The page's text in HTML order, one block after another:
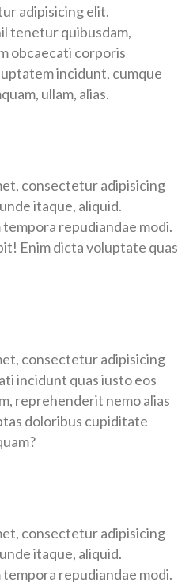
adipisicing elit.
tenetur quibusdam,
obcaecati corporis
incidunt, cumque
ullam, alias.
consectetur adipisicing
itaque, aliquid.
repudiandae modi.
Enim dicta voluptate quas
consectetur adipisicing
incidunt quas iusto eos
reprehenderit nemo alias
doloribus cupiditate
consectetur adipisicing
itaque, aliquid.
repudiandae modi.